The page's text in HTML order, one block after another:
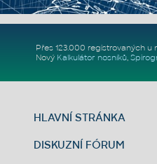
Přes 123.000 registrovaných u
Nový Kalkulátor nosníků,
HLAVNÍ STRÁNKA
DISKUZNÍ FÓRUM